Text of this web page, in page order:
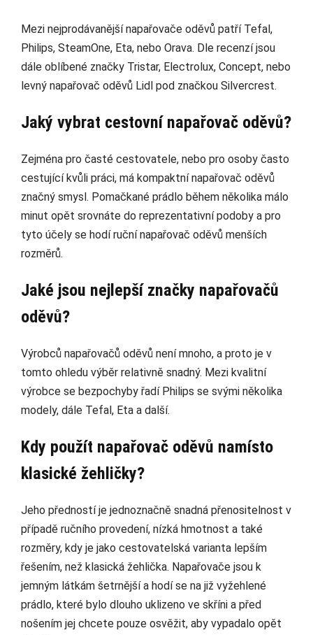
Mezi nejprodávanější napařovače oděvů patří Tefal,
Philips, SteamOne, Eta, nebo Orava. Dle recenzí jsou
dále oblíbené značky Tristar, Electrolux, Concept, nebo
levný napařovač oděvů Lidl pod značkou Silvercrest.
Jaký vybrat cestovní napařovač oděvů?
Zejména pro časté cestovatele, nebo pro osoby často
cestující kvůli práci, má kompaktní napařovač oděvů
značný smysl. Pomačkané prádlo během několika málo
minut opět srovnáte do reprezentativní podoby a pro
tyto účely se hodí ruční napařovač oděvů menších
rozměrů.
Jaké jsou nejlepší značky napařovačů
oděvů?
Výrobců napařovačů oděvů není mnoho, a proto je v
tomto ohledu výběr relativně snadný. Mezi kvalitní
výrobce se bezpochyby řadí Philips se svými několika
modely, dále Tefal, Eta a další.
Kdy použít napařovač oděvů namísto
klasické žehličky?
Jeho předností je jednoznačně snadná přenositelnost v
případě ručního provedení, nízká hmotnost a také
rozměry, kdy je jako cestovatelská varianta lepším
řešením, než klasická žehlička. Napařovače jsou k
jemným látkám šetrnější a hodí se na již vyžehlené
prádlo, které bylo dlouho uklizeno ve skříni a před
nošením jej chcete pouze osvěžit, aby vypadalo opět